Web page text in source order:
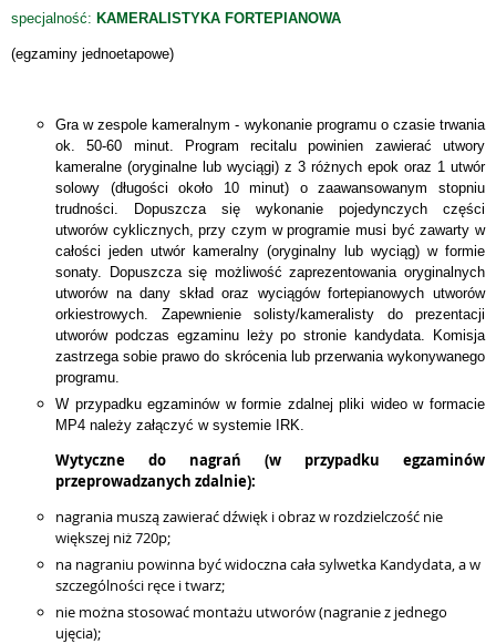
specjalność: KAMERALISTYKA FORTEPIANOWA
(egzaminy jednoetapowe)
Gra w zespole kameralnym - wykonanie programu o czasie trwania
ok. 50-60 minut. Program recitalu powinien zawierać utwory
kameralne (oryginalne lub wyciągi) z 3 różnych epok oraz 1 utwór
solowy (długości około 10 minut) o zaawansowanym stopniu
trudności. Dopuszcza się wykonanie pojedynczych części
utworów cyklicznych, przy czym w programie musi być zawarty w
całości jeden utwór kameralny (oryginalny lub wyciąg) w formie
sonaty. Dopuszcza się możliwość zaprezentowania oryginalnych
utworów na dany skład oraz wyciągów fortepianowych utworów
orkiestrowych. Zapewnienie solisty/kameralisty do prezentacji
utworów podczas egzaminu leży po stronie kandydata. Komisja
zastrzega sobie prawo do skrócenia lub przerwania wykonywanego
programu.
W przypadku egzaminów w formie zdalnej pliki wideo w formacie
MP4 należy załączyć w systemie IRK.
Wytyczne do nagrań (w przypadku egzaminów
przeprowadzanych zdalnie):
nagrania muszą zawierać dźwięk i obraz w rozdzielczość nie
większej niż 720p;
na nagraniu powinna być widoczna cała sylwetka Kandydata, a w
szczególności ręce i twarz;
nie można stosować montażu utworów (nagranie z jednego
ujęcia);